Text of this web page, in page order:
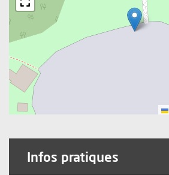
Infos pratiques